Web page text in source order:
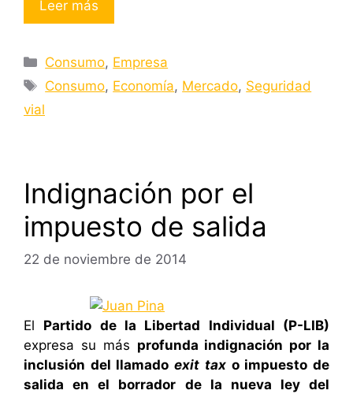
Leer más
Categorías
Consumo, Empresa
Etiquetas
Consumo, Economía, Mercado, Seguridad
vial
Indignación por el
impuesto de salida
22 de noviembre de 2014
El Partido de la Libertad Individual (P-LIB)
expresa su más profunda indignación por la
inclusión del llamadoexit taxo impuesto de
salida en el borrador de la nueva ley del